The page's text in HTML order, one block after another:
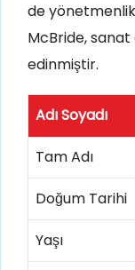
de yönetmenlik
McBride, sanat
edinmiştir.
Adı Soyadı
Tam Adı
Doğum Tarihi
Yaşı